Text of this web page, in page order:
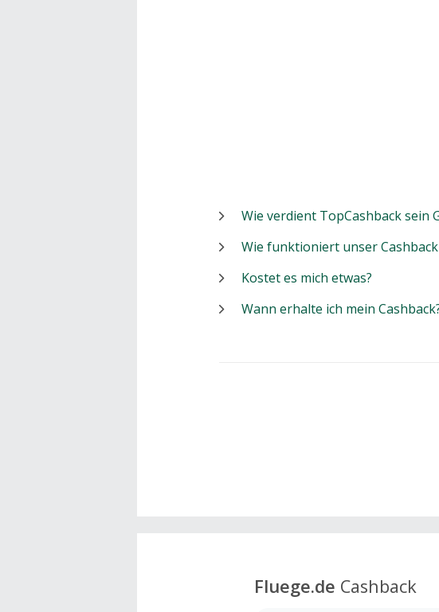
Wie verdient TopCashback sein
Wie funktioniert unser
Kostet es mich etwas?
Wann erhalte ich mein
Fluege.de Cashback